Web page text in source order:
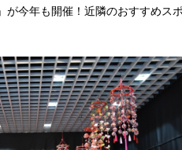
が今年も開催！近隣のおすすめス